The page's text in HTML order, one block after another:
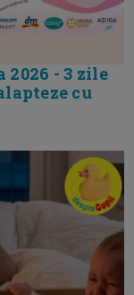
- 3 zile
cu